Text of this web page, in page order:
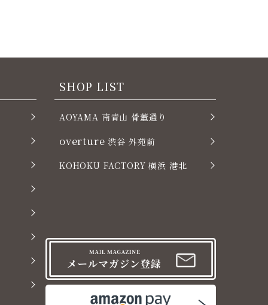
SHOP LIST
AOYAMA 南青山 骨董通り
overture 渋谷 外苑前
KOHOKU FACTORY 横浜 港北